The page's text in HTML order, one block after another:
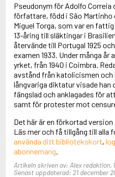
Abrahams, Peter (f. 1947)
Abrahamson, Emmy
Abse, Dannie
Abu-Jaber, Diana
Abulhawa, Susan
Aburas, Lone
Achebe, Chinua
Achmatova, Anna
Aciman, André
Ackebo, Lena
Acker, Kathy
Adam de la Halle
Adamov, Arthur
Adams, Douglas
Adams, Herbert
Adams, Jane
Adams, Richard
Pseudonym för Adolfo
författare, född i São
Miguel Torga, som var en
13-åring till släktingar i
återvände till Portugal 1925
examen 1933. Under många år
yrket, från 1940 i Coimbra.
avstånd från katolicismen och
långvariga diktatur visade
fängslad och anklagades för
samt för protester mot
Det här är en förkortad
Läs mer och få tillgång till alla
använda ditt bibliotekskort,
abonnemang.
Artikeln skriven av: Alex
Senast uppdaterad: 21 december